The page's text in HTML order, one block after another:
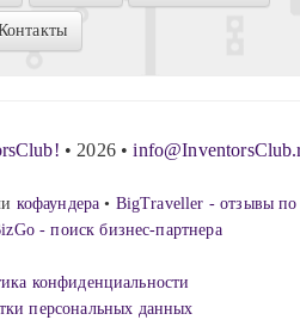
• 2026 •
кофаундера • BigTraveller - отзывы по
- поиск бизнес-партнера
конфиденциальности
персональных данных